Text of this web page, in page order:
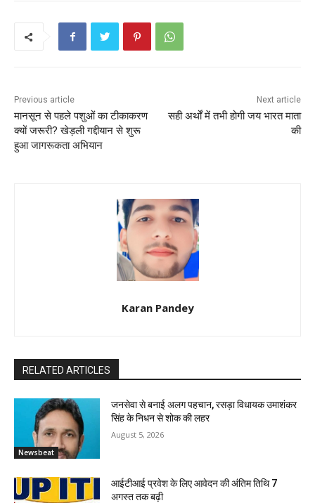
p
p
Previous article
मानसून से पहले पशुओं का टीकाकरण
क्यों जरूरी? खेड़ली गद्दीयान से शुरू
हुआ जागरूकता अभियान
Next article
सही अर्थों में तभी होगी जय भारत माता
की
Karan Pandey
RELATED ARTICLES
Newsbeat
जनसेवा से बनाई अलग पहचान, रसड़ा विधायक उमाशंकर
सिंह के निधन से शोक की लहर
August 5, 2026
आईटीआई प्रवेश के लिए आवेदन की अंतिम तिथि 7
अगस्त तक बढ़ी